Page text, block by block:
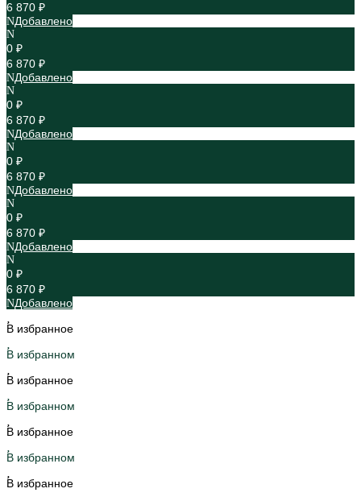
6 870 ₽
Добавлено
0 ₽
6 870 ₽
Добавлено
0 ₽
6 870 ₽
Добавлено
0 ₽
6 870 ₽
Добавлено
0 ₽
6 870 ₽
Добавлено
0 ₽
6 870 ₽
Добавлено
В избранное
В избранном
В избранное
В избранном
В избранное
В избранном
В избранное